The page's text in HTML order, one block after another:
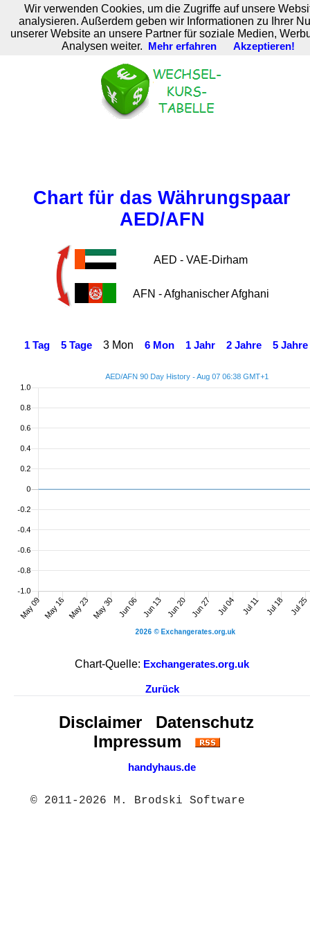
M. Brodski Software
Chart für das Währungspaar
AED/AFN
AED - VAE-Dirham
AFN - Afghanischer Afghani
1 Tag 5 Tage 3 Mon 6 Mon 1 Jahr 2 Jahre 5 Jahre
Chart-Quelle: Exchangerates.org.uk
Zurück
Disclaimer
Datenschutz
Impressum
handyhaus.de
© 2011-2026 M. Brodski Software
Wir verwenden Cookies, um die Zugriffe auf unsere
analysieren. Außerdem geben wir Informationen zu Ihrer
unserer Website an unsere Partner für soziale Medien,
Analysen weiter.
Mehr erfahren Akzeptieren!